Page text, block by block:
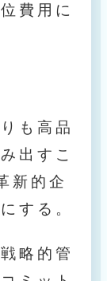
費用に
も高品
出すこ
新的企
する。
略的管